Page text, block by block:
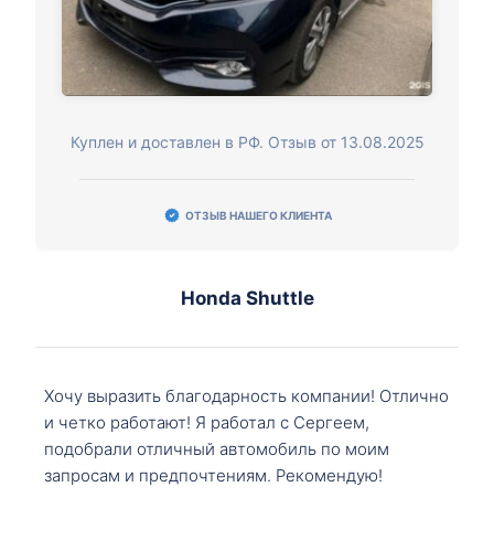
Куплен и доставлен в РФ. Отзыв от 13.08.2025
ОТЗЫВ НАШЕГО КЛИЕНТА
Honda Shuttle
Хочу выразить благодарность компании! Отлично
и четко работают! Я работал с Сергеем,
подобрали отличный автомобиль по моим
запросам и предпочтениям. Рекомендую!